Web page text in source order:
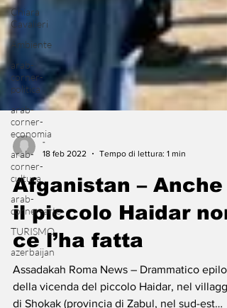
Chiara
Cavalieri
Ambiente
arab-
corner-
politica
arab-
corner-
economia
arab-
corner-
cultura
arab-
corner-arte
TURISMO
azerbaijan
18 feb 2022
Tempo di lettura: 1 min
Afganistan – Anche
il piccolo Haidar non
ce l’ha fatta
Assadakah Roma News – Drammatico